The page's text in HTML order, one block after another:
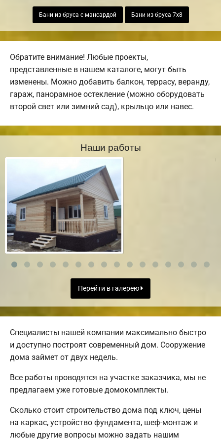
Бани из бруса с мансардой Бани из бруса 7х8
Обратите внимание! Любые проекты,
представленные в нашем каталоге, могут быть
изменены. Можно добавить балкон, террасу, веранду,
гараж, панорамное остекление (можно оборудовать
второй свет или зимний сад), крыльцо или навес.
Наши работы
Перейти в галерею
Специалисты нашей компании максимально быстро
и доступно построят современный дом. Сооружение
дома займет от двух недель.
Все работы проводятся на участке заказчика, мы не
предлагаем уже готовые домокомплекты.
Сколько стоит строительство дома под ключ, цены
на каркас, устройство фундамента, шеф-монтаж и
любые другие вопросы можно задать нашим